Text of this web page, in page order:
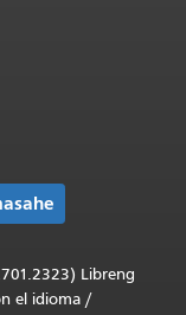
Libreng
el idioma /